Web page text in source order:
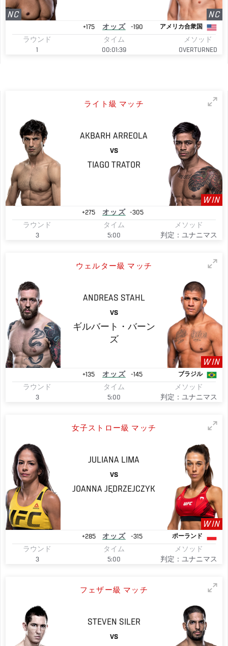
NC NC
+175 オッズ -190 アメリカ合衆国
ラウンド
1
タイム
00:01:39
メソッド
OVERTURNED
ライト級 マッチ
AKBARH ARREOLA
VS
TIAGO TRATOR
WIN
+275 オッズ
-305
ラウンド
3
タイム
5:00
メソッド
判定：ユナニマス
ウェルター級 マッチ
ANDREAS STAHL
VS
ギルバート・バーン
ズ
WIN
+135 オッズ -145 ブラジル
ラウンド
3
タイム
5:00
メソッド
判定：ユナニマス
女子ストロー級 マッチ
JULIANA LIMA
VS
JOANNA JĘDRZEJCZYK
WIN
+285 オッズ -315 ポーランド
ラウンド
3
タイム
5:00
メソッド
判定：ユナニマス
フェザー級 マッチ
STEVEN SILER
VS